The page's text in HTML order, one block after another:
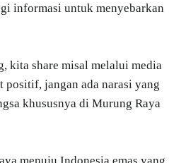
informasi untuk menyebarkan
kita share misal melalui media
positif, jangan ada narasi yang
khususnya di Murung Raya